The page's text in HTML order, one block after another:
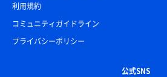
利用規約
コミュニティガイドライン
プライバシーポリシー
公式SNS